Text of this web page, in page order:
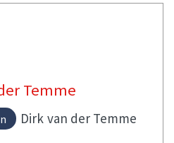
Temme
Dirk van der Temme